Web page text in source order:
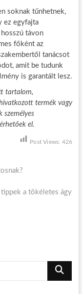
soknak tűnhetnek,
ez egyfajta
hosszú távon
főként az
tanácsot
amit be tudunk
is garantált lesz.
tartalom,
termék vagy
személyes
el.
Post Views: 426
tippek a tökéletes ágy